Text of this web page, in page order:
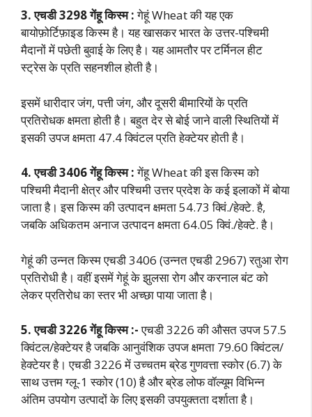
3. एचडी 3298 गेंहू किस्म :गेहूं Wheat की यह एक
बायोफ़ोर्टिफ़ाइड किस्म है। यह खासकर भारत के उत्तर-पश्चिमी
मैदानों में पछेती बुवाई के लिए है। यह आमतौर पर टर्मिनल हीट
स्ट्रेस के प्रति सहनशील होती है।
इसमें धारीदार जंग, पत्ती जंग, और दूसरी बीमारियों के प्रति
प्रतिरोधक क्षमता होती है। बहुत देर से बोई जाने वाली स्थितियों में
इसकी उपज क्षमता 47.4 क्विंटल प्रति हेक्टेयर होती है।
4. एचडी 3406 गेंहू किस्म :गेंहू Wheat की इस किस्म को
पश्चिमी मैदानी क्षेत्र और पश्चिमी उत्तर प्रदेश के कई इलाकों में बोया
जाता है। इस किस्म की उत्पादन क्षमता 54.73 क्विं./हेक्टे. है,
जबकि अधिकतम अनाज उत्पादन क्षमता 64.05 क्विं./हेक्टे. है।
गेहूं की उन्नत किस्म एचडी 3406 (उन्नत एचडी 2967) रतुआ रोग
प्रतिरोधी है। वहीं इसमें गेहूं के झुलसा रोग और करनाल बंट को
लेकर प्रतिरोध का स्तर भी अच्छा पाया जाता है।
5. एचडी 3226 गेंहू किस्म :-एचडी 3226 की औसत उपज 57.5
क्विंटल/हेक्टेयर है जबकि आनुवंशिक उपज क्षमता 79.60 क्विंटल/
हेक्टेयर है। एचडी 3226 में उच्चतम ब्रेड गुणवत्ता स्कोर (6.7) के
साथ उत्तम ग्लू-1 स्कोर (10) है और ब्रेड लोफ वॉल्यूम विभिन्न
अंतिम उपयोग उत्पादों के लिए इसकी उपयुक्तता दर्शाता है।